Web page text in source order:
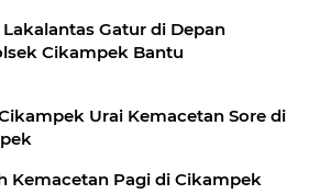
Gatur di Depan
Cikampek Bantu
Urai Kemacetan Sore di
Kemacetan Pagi di Cikampek